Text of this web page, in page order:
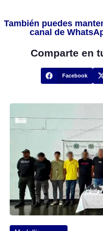
También puedes
canal de
Comparte en
Facebook